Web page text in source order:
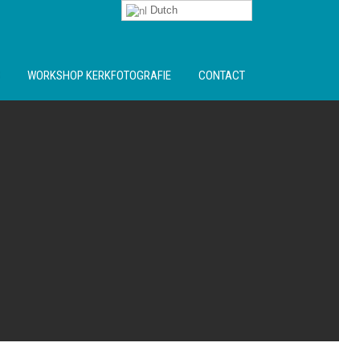
WORKSHOP KERKFOTOGRAFIE CONTACT
Dutch